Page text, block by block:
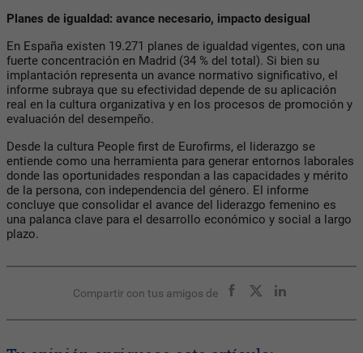
Planes de igualdad: avance necesario, impacto desigual
En España existen 19.271 planes de igualdad vigentes, con una
fuerte concentración en Madrid (34 % del total). Si bien su
implantación representa un avance normativo significativo, el
informe subraya que su efectividad depende de su aplicación
real en la cultura organizativa y en los procesos de promoción y
evaluación del desempeño.
Desde la cultura People first de Eurofirms, el liderazgo se
entiende como una herramienta para generar entornos laborales
donde las oportunidades respondan a las capacidades y mérito
de la persona, con independencia del género. El informe
concluye que consolidar el avance del liderazgo femenino es
una palanca clave para el desarrollo económico y social a largo
plazo.
Compartir con tus amigos de